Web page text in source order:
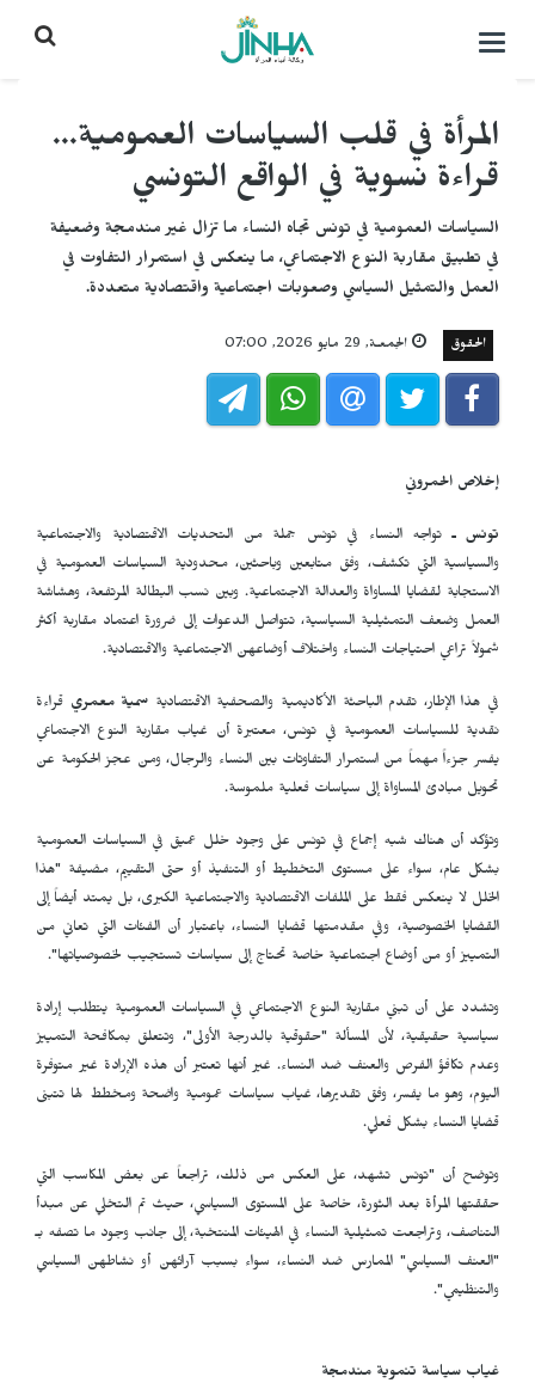
التحكم
المرأة في قلب السياسات العمومية...
قراءة نسوية في الواقع التونسي
السياسات العمومية في تونس تجاه النساء ما تزال غير مندمجة وضعيفة
في تطبيق مقاربة النوع الاجتماعي، ما ينعكس في استمرار التفاوت في
العمل والتمثيل السياسي وصعوبات اجتماعية واقتصادية متعددة.
الحقوق الجمعـة, 29 مايو 2026, 07:00
إخلاص الحمروني
تونس ـتواجه النساء في تونس جملة من التحديات الاقتصادية والاجتماعية
والسياسية التي تكشف، وفق متابعين وباحثين، محدودية السياسات العمومية في
الاستجابة لقضايا المساواة والعدالة الاجتماعية. وبين نسب البطالة المرتفعة، وهشاشة
العمل وضعف التمثيلية السياسية، تتواصل الدعوات إلى ضرورة اعتماد مقاربة أكثر
شمولاً تراعي احتياجات النساء واختلاف أوضاعهن الاجتماعية والاقتصادية.
في هذا الإطار، تقدم الباحثة الأكاديمية والصحفية الاقتصادية سمية معمري قراءة
نقدية للسياسات العمومية في تونس، معتبرة أن غياب مقاربة النوع الاجتماعي
يفسر جزءاً مهماً من استمرار التفاوتات بين النساء والرجال، ومن عجز الحكومة عن
تحويل مبادئ المساواة إلى سياسات فعلية ملموسة.
وتؤكد أن هناك شبه إجماع في تونس على وجود خلل عميق في السياسات العمومية
بشكل عام، سواء على مستوى التخطيط أو التنفيذ أو حتى التقييم، مضيفة "هذا
الخلل لا ينعكس فقط على الملفات الاقتصادية والاجتماعية الكبرى، بل يمتد أيضاً إلى
القضايا الخصوصية، وفي مقدمتها قضايا النساء، باعتبار أن الفئات التي تعاني من
التمييز أو من أوضاع اجتماعية خاصة تحتاج إلى سياسات تستجيب لخصوصياتها".
وتشدد على أن تبني مقاربة النوع الاجتماعي في السياسات العمومية يتطلب إرادة
سياسية حقيقية، لأن المسألة "حقوقية بالدرجة الأولى"، وتتعلق بمكافحة التمييز
وعدم تكافؤ الفرص والعنف ضد النساء. غير أنها تعتبر أن هذه الإرادة غير متوفرة
اليوم، وهو ما يفسر، وفق تقديرها، غياب سياسات عمومية واضحة ومخطط لها تتبنى
قضايا النساء بشكل فعلي.
وتوضح أن "تونس تشهد، على العكس من ذلك، تراجعاً عن بعض المكاسب التي
حققتها المرأة بعد الثورة، خاصة على المستوى السياسي، حيث تم التخلي عن مبدأ
التناصف، وتراجعت تمثيلية النساء في الهيئات المنتخبة، إلى جانب وجود ما تصفه بـ
"العنف السياسي" الممارس ضد النساء، سواء بسبب آرائهن أو نشاطهن السياسي
والتنظيمي".
غياب سياسة تنموية مندمجة